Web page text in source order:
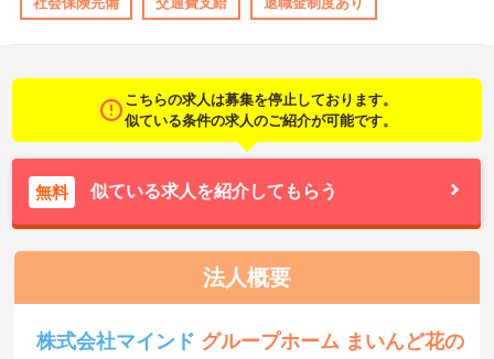
こちらの求人は募集を停止しております。
似ている条件の求人のご紹介が可能です。
無料 似ている求人を紹介してもらう
法人概要
株式会社マインド グループホーム まいんど花の